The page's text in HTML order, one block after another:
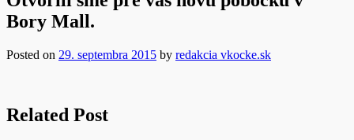
Bory Mall.
Posted on 29. septembra 2015 by redakcia vkocke.sk
Related Post